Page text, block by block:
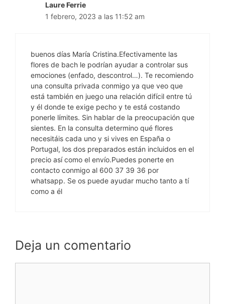
Laure Ferrie
1 febrero, 2023 a las 11:52 am
buenos días María Cristina.Efectivamente las
flores de bach le podrían ayudar a controlar sus
emociones (enfado, descontrol…). Te recomiendo
una consulta privada conmigo ya que veo que
está también en juego una relación difícil entre tú
y él donde te exige pecho y te está costando
ponerle límites. Sin hablar de la preocupación que
sientes. En la consulta determino qué flores
necesitáis cada uno y si vives en España o
Portugal, los dos preparados están incluidos en el
precio así como el envío.Puedes ponerte en
contacto conmigo al 600 37 39 36 por
whatsapp. Se os puede ayudar mucho tanto a tí
como a él
Deja un comentario